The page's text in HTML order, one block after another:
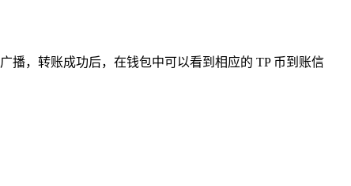
播，转账成功后，在钱包中可以看到相应的 TP 币到账信